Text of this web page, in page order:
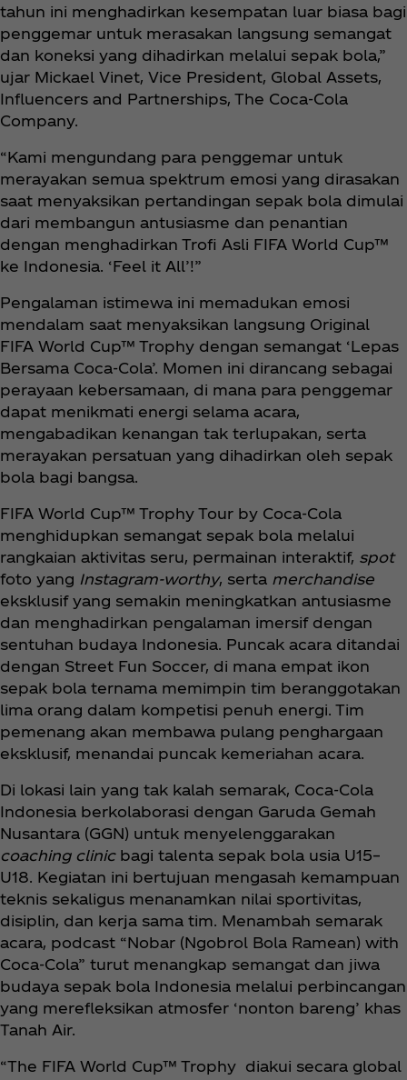
tahun ini menghadirkan kesempatan luar biasa bagi
penggemar untuk merasakan langsung semangat
dan koneksi yang dihadirkan melalui sepak bola,”
ujar Mickael Vinet, Vice President, Global Assets,
Influencers and Partnerships, The Coca‑Cola
Company.
“Kami mengundang para penggemar untuk
merayakan semua spektrum emosi yang dirasakan
saat menyaksikan pertandingan sepak bola dimulai
dari membangun antusiasme dan penantian
dengan menghadirkan Trofi Asli FIFA World Cup™
ke Indonesia. ‘Feel it All’!”
Pengalaman istimewa ini memadukan emosi
mendalam saat menyaksikan langsung Original
FIFA World Cup™ Trophy dengan semangat ‘Lepas
Bersama Coca‑Cola’. Momen ini dirancang sebagai
perayaan kebersamaan, di mana para penggemar
dapat menikmati energi selama acara,
mengabadikan kenangan tak terlupakan, serta
merayakan persatuan yang dihadirkan oleh sepak
bola bagi bangsa.
FIFA World Cup™ Trophy Tour by Coca‑Cola
menghidupkan semangat sepak bola melalui
rangkaian aktivitas seru, permainan interaktif, spot
foto yang Instagram-worthy, serta merchandise
eksklusif yang semakin meningkatkan antusiasme
dan menghadirkan pengalaman imersif dengan
sentuhan budaya Indonesia. Puncak acara ditandai
dengan Street Fun Soccer, di mana empat ikon
sepak bola ternama memimpin tim beranggotakan
lima orang dalam kompetisi penuh energi. Tim
pemenang akan membawa pulang penghargaan
eksklusif, menandai puncak kemeriahan acara.
Di lokasi lain yang tak kalah semarak, Coca‑Cola
Indonesia berkolaborasi dengan Garuda Gemah
Nusantara (GGN) untuk menyelenggarakan
coaching clinicbagi talenta sepak bola usia U15–
U18. Kegiatan ini bertujuan mengasah kemampuan
teknis sekaligus menanamkan nilai sportivitas,
disiplin, dan kerja sama tim. Menambah semarak
acara, podcast “Nobar (Ngobrol Bola Ramean) with
Coca‑Cola” turut menangkap semangat dan jiwa
budaya sepak bola Indonesia melalui perbincangan
yang merefleksikan atmosfer ‘nonton bareng’ khas
Tanah Air.
“The FIFA World Cup™ Trophy diakui secara global